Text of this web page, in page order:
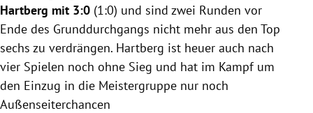
Hartberg mit 3:0 (1:0) und sind zwei Runden vor
Ende des Grunddurchgangs nicht mehr aus den Top
sechs zu verdrängen. Hartberg ist heuer auch nach
vier Spielen noch ohne Sieg und hat im Kampf um
den Einzug in die Meistergruppe nur noch
Außenseiterchancen